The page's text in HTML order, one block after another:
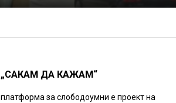
„САКАМ ДА КАЖАМ“
платформа за слободоумни е проект на